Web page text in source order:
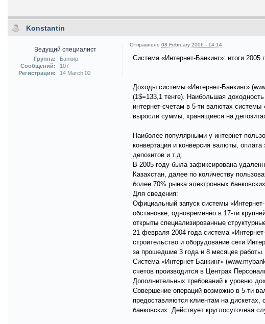
Konstantin
Ведущий специалист
Группа:
Банкир
Сообщений:
107
Регистрация:
14 March 02
Отправлено 08 February 2006 - 14:14
Система «Интернет-Банкинг»: итоги 2005
Доходы системы «Интернет-Банкинг»
(1$=133,1 тенге). Наибольшая
интернет-счетам в 5-ти валютах
выросли суммы, хранящиеся на
Наиболее популярными у интернет-
конвертация и конверсия валюты,
депозитов и т.д.
В 2005 году была зафиксирована
Казахстан, далее по количеству
более 70% рынка электронных
Для сведения:
Официальный запуск системы
обстановке, одновременно в 17-ти
открыты специализированные
21 февраля 2004 года система
строительство и оборудование сети
за прошедшие 3 года и 8 месяцев
Система «Интернет-Банкинг»
счетов производится в Центрах
Дополнительных требований к уровню
Совершение операций возможно в 5-ти
предоставляются клиентам на
банковских. Действует круглосуточная